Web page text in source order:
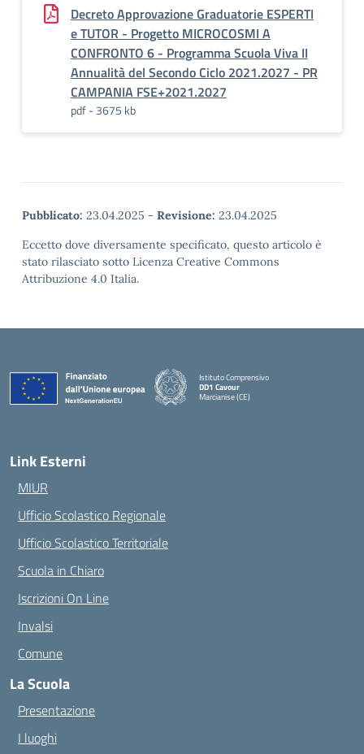
Decreto Approvazione Graduatorie ESPERTI
e TUTOR - Progetto MICROCOSMI A
CONFRONTO 6 - Programma Scuola Viva II
Annualità del Secondo Ciclo 2021.2027 - PR
CAMPANIA FSE+2021.2027
pdf - 3675 kb
Pubblicato: 23.04.2025 - Revisione: 23.04.2025
Eccetto dove diversamente specificato, questo articolo è
stato rilasciato sotto Licenza Creative Commons
Attribuzione 4.0 Italia.
Istituto Comprensivo
DD1 Cavour
Marcianise (CE)
Link Esterni
MIUR
Ufficio Scolastico Regionale
Ufficio Scolastico Territoriale
Scuola in Chiaro
Iscrizioni On Line
Invalsi
Comune
La Scuola
Presentazione
I luoghi